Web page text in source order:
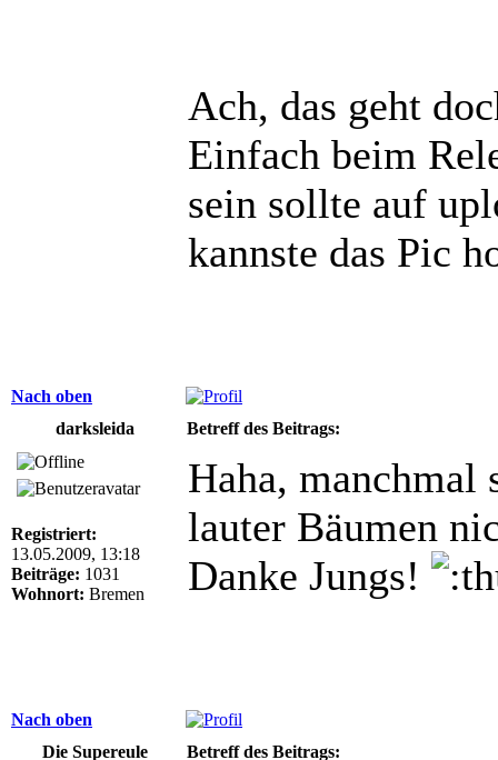
Ach, das geht
Einfach beim
sein sollte auf
kannste das Pic
Nach oben
darksleida
Betreff des Beitrags:
Registriert:
13.05.2009, 13:18
Beiträge: 1031
Wohnort: Bremen
Haha,
lauter Bäumen
Danke Jungs!
Nach oben
Die Supereule
Betreff des Beitrags: